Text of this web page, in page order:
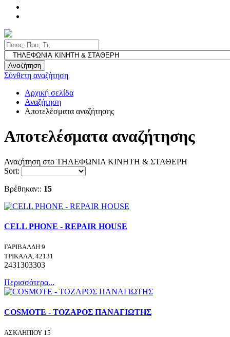
Αναζήτηση
Σύνθετη αναζήτηση
Αρχική σελίδα
Αναζήτηση
Αποτελέσματα αναζήτησης
Αποτελέσματα αναζήτησης
Αναζήτηση στο ΤΗΛΕΦΩΝΙΑ ΚΙΝΗΤΗ & ΣΤΑΘΕΡΗ
Sort:
Βρέθηκαν:: 15
CELL PHONE - REPAIR HOUSE
ΓΑΡΙΒΑΛΔΗ 9
ΤΡΙΚΑΛΑ, 42131
2431303303
Περισσότερα...
COSMOTE - ΤΟΖΑΡΟΣ ΠΑΝΑΓΙΩΤΗΣ
ΑΣΚΛΗΠΙΟΥ 15